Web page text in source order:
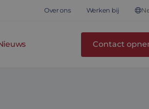
Over ons Werken bij
Contact